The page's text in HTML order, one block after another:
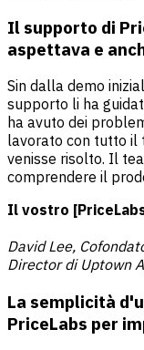
Il supporto di
aspettava e
Sin dalla demo
supporto li ha
ha avuto dei
lavorato con tutto il
venisse risolto. Il
comprendere il
Il vostro
David Lee,
Director di Uptown
La semplicità
PriceLabs per